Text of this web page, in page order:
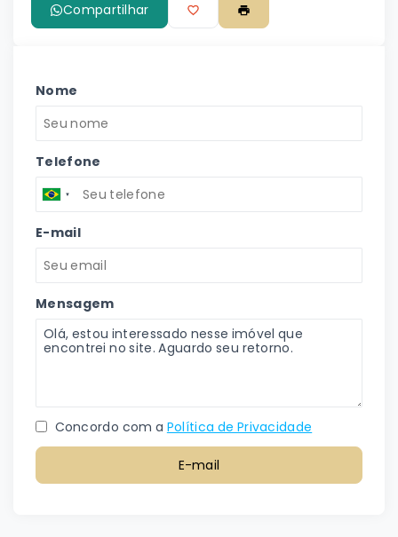
Compartilhar
Nome
Telefone
E-mail
Mensagem
Concordo com a Política de Privacidade
E-mail